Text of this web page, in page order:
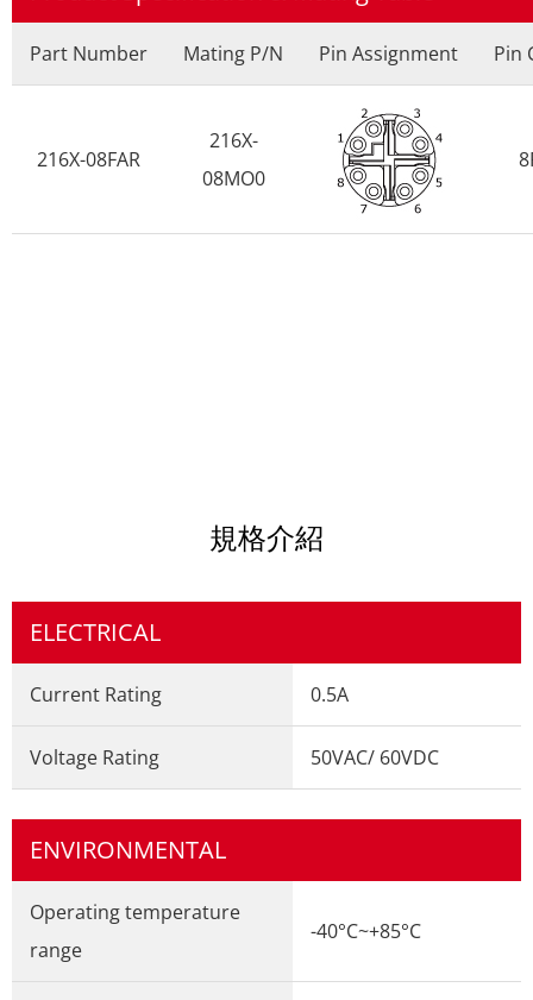
Part Number Mating P/N Pin Assignment Pin
216X-08FAR
216X-
08MO0
規格介紹
ELECTRICAL
Current Rating 0.5A
Voltage Rating 50VAC/ 60VDC
ENVIRONMENTAL
Operating temperature
range
-40°C~+85°C